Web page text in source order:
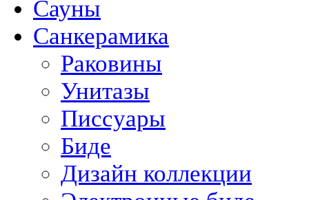
Сауны
Санкерамика
Раковины
Унитазы
Писсуары
Биде
Дизайн коллекции